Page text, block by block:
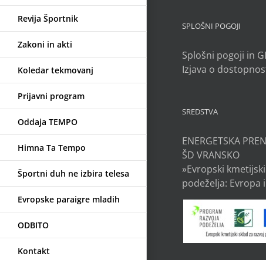
Revija Športnik
Zakoni in akti
Koledar tekmovanj
Prijavni program
Oddaja TEMPO
Himna Ta Tempo
Športni duh ne izbira telesa
Evropske paraigre mladih
ODBITO
Kontakt
SPLOŠNI POGOJI
Splošni pogoji in
Izjava o
SREDSTVA
ENERGETSKA
ŠD VRANSKO
»Evropski
podeželja: Evropa